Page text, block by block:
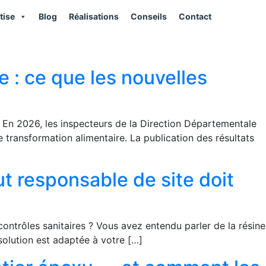
Blog Réalisations Conseils Contact
: ce que les nouvelles
2026, les inspecteurs de la Direction Départementale
alimentaire. La publication des résultats
responsable de site doit
sanitaires ? Vous avez entendu parler de la résine
est adaptée à votre […]